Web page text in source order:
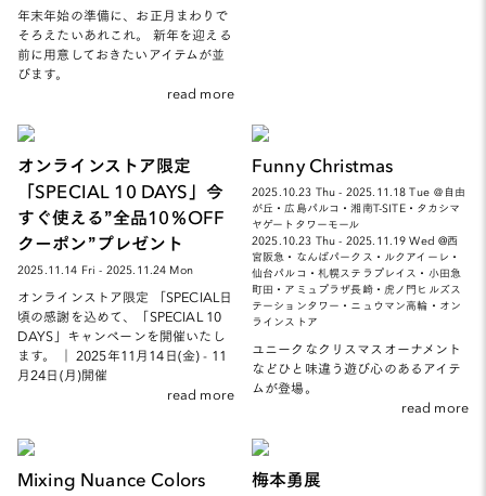
年末年始の準備に、お正月まわりで
そろえたいあれこれ。 新年を迎える
前に用意しておきたいアイテムが並
びます。
read more
オンラインストア限定
「SPECIAL 10 DAYS」今
すぐ使える”全品10％OFF
クーポン”プレゼント
2025.11.14 Fri - 2025.11.24 Mon
オンラインストア限定 「SPECIAL日
頃の感謝を込めて、「SPECIAL 10
DAYS」キャンペーンを開催いたし
ます。 ｜ 2025年11月14日(金) - 11
月24日(月)開催
read more
Funny Christmas
2025.10.23 Thu - 2025.11.18 Tue ＠自由
が丘・広島パルコ・湘南T-SITE・タカシマ
ヤゲートタワーモール
2025.10.23 Thu - 2025.11.19 Wed @西
宮阪急・なんばパークス・ルクアイーレ・
仙台パルコ・札幌ステラプレイス・小田急
町田・アミュプラザ長崎・虎ノ門ヒルズス
テーションタワー・ニュウマン高輪・オン
ラインストア
ユニークなクリスマスオーナメント
などひと味違う遊び心のあるアイテ
ムが登場。
read more
Mixing Nuance Colors 梅本勇展